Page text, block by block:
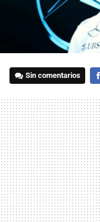
Sin comentarios